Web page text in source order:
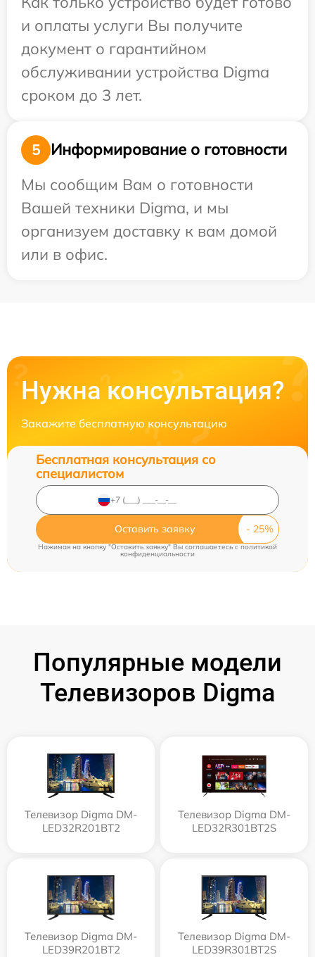
и оплаты услуги Вы получите
документ о гарантийном
обслуживании устройства Digma
сроком до 3 лет.
5
Информирование о готовности
Мы сообщим Вам о готовности
Вашей техники Digma, и мы
организуем доставку к вам домой
или в офис.
Нужна консультация?
Закажите бесплатную консультацию
Бесплатная консультация со
специалистом
Оставить заявку
Нажимая на кнопку "Оставить заявку" Вы соглашаетесь cполитикой
конфиденциальности
Популярные модели
Телевизоров Digma
Телевизор Digma DM-
LED32R201BT2
Телевизор Digma DM-
LED32R301BT2S
Телевизор Digma DM-
LED39R201BT2
Телевизор Digma DM-
LED39R301BT2S